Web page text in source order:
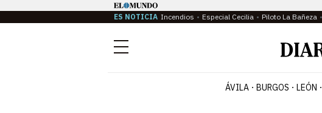
ES NOTICIA Incendios Especial Cecilia Piloto La Bañeza
Menú
ÁVILA BURGOS LEÓN